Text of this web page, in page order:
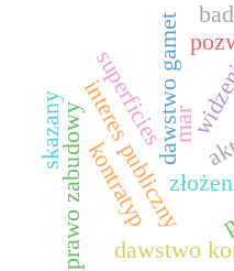
mar
dawstwo
dawstwo gamet
interes publiczny
prawo zabudowy
superficies
kontratyp
skazany